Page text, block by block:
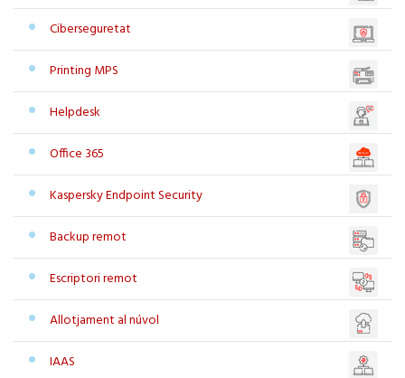
Ciberseguretat
Printing MPS
Helpdesk
Office 365
Kaspersky Endpoint Security
Backup remot
Escriptori remot
Allotjament al núvol
IAAS